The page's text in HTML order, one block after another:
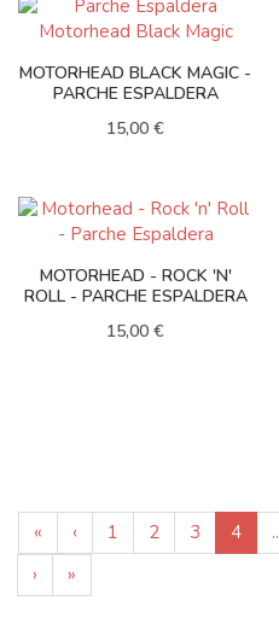
MOTORHEAD BLACK MAGIC -
PARCHE ESPALDERA
15,00 €
MOTORHEAD - ROCK 'N'
ROLL - PARCHE ESPALDERA
15,00 €
« ‹ 1 2 3 4
›
»